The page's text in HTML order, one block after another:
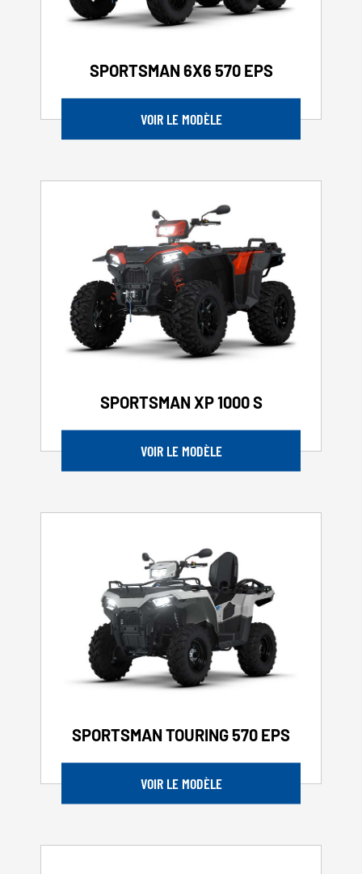
SPORTSMAN 6X6 570 EPS
VOIR LE MODÈLE
SPORTSMAN XP 1000 S
VOIR LE MODÈLE
SPORTSMAN TOURING 570 EPS
VOIR LE MODÈLE